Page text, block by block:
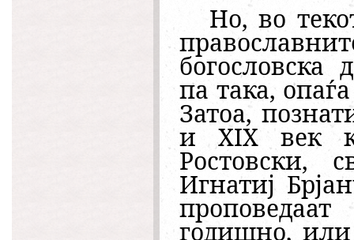
Но, во
богословска
па така,
Затоа,
и XIX век
Ростовски,
Игнатиј
годишно,